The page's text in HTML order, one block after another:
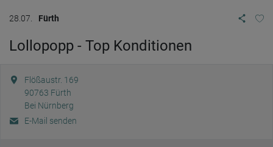
28.07. Fürth
Lollopopp - Top Konditionen
Flößaustr. 169
90763 Fürth
Bei Nürnberg
E-Mail senden